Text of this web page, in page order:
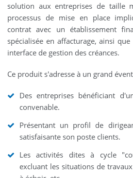
solution aux entreprises de taille
processus de mise en place
contrat avec un établissement
spécialisée en affacturage, ainsi
interface de gestion des créances.
Ce produit s'adresse à un grand
Des entreprises bénéficiant
convenable.
Présentant un profil de
satisfaisante son poste clients.
Les activités dites à cycle
excluant les situations de